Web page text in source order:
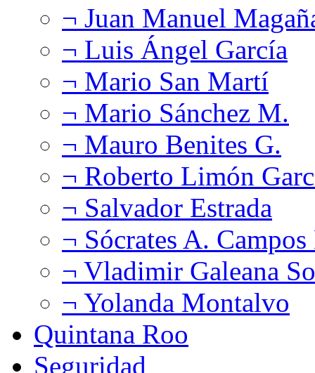
¬ Juan Manuel
¬ Luis Ángel García
¬ Mario San Martí
¬ Mario Sánchez M.
¬ Mauro Benites G.
¬ Roberto Limón
¬ Salvador Estrada
¬ Sócrates A.
¬ Vladimir Galeana
¬ Yolanda Montalvo
Quintana Roo
Seguridad